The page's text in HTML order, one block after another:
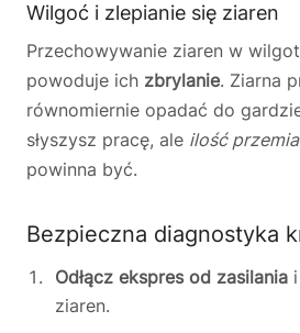
Wilgoć i zlepianie się ziaren
Przechowywanie ziaren w
powoduje ich zbrylanie. Ziarna
równomiernie opadać do
słyszysz pracę, ale ilość
powinna być.
Bezpieczna diagnostyka
Odłącz ekspres od zasilania
ziaren.